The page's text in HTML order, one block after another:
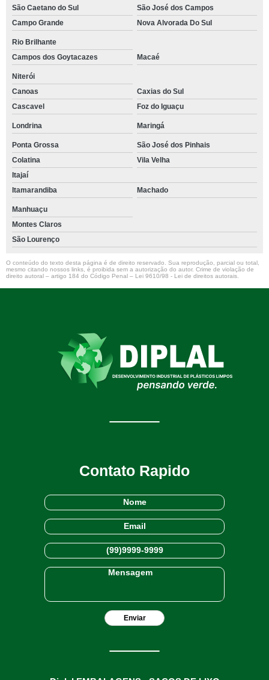
São Caetano do Sul
São José dos Campos
Campo Grande
Nova Alvorada Do Sul
Rio Brilhante
Campos dos Goytacazes
Macaé
Niterói
Canoas
Caxias do Sul
Cascavel
Foz do Iguaçu
Londrina Maringá
Ponta Grossa
São José dos Pinhais
Colatina
Vila Velha
Itajaí
Itamarandiba
Machado
Manhuaçu
Montes Claros
São Lourenço
O conteúdo do texto desta página é de direito reservado. Sua reprodução, parcial ou total,
mesmo citando nossos links, é proibida sem a autorização do autor. Crime de violação de
direito autoral – artigo 184 do Código Penal – Lei 9610/98 - Lei de direitos autorais
Contato Rapido